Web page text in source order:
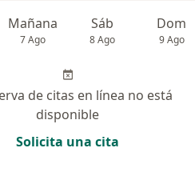
Mañana
7 Ago
Sáb
8 Ago
Dom
9 Ago
de citas en línea no está
disponible
Solicita una cita